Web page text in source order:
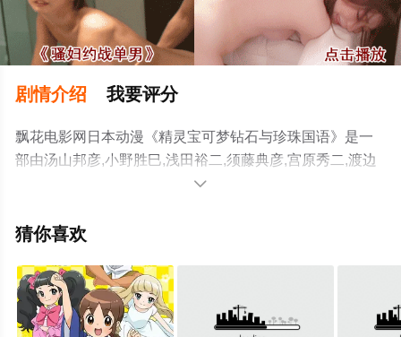
剧情介绍 我要评分
飘花电影网日本动漫《精灵宝可梦钻石与珍珠国语》是一
部由汤山邦彦,小野胜巳,浅田裕二,须藤典彦,宫原秀二,渡边
正彦,牧野行洋,近桥伸隆,中村近世,山田浩之,古贺一臣,小山
美,上田祐司,林原惠美,三木真一郎,犬山犬子,古岛清孝,石冢
川上伦子,津村真琴,小西克幸,逢坂力,仁科洋平,佐藤智惠,阪
口大助,三宅健太,山口由里子,丰岛雅美,中井和哉,庄司美代
子,木村亚希等演员精彩演绎的日本动漫，大结局剧情已揭

猜你喜欢